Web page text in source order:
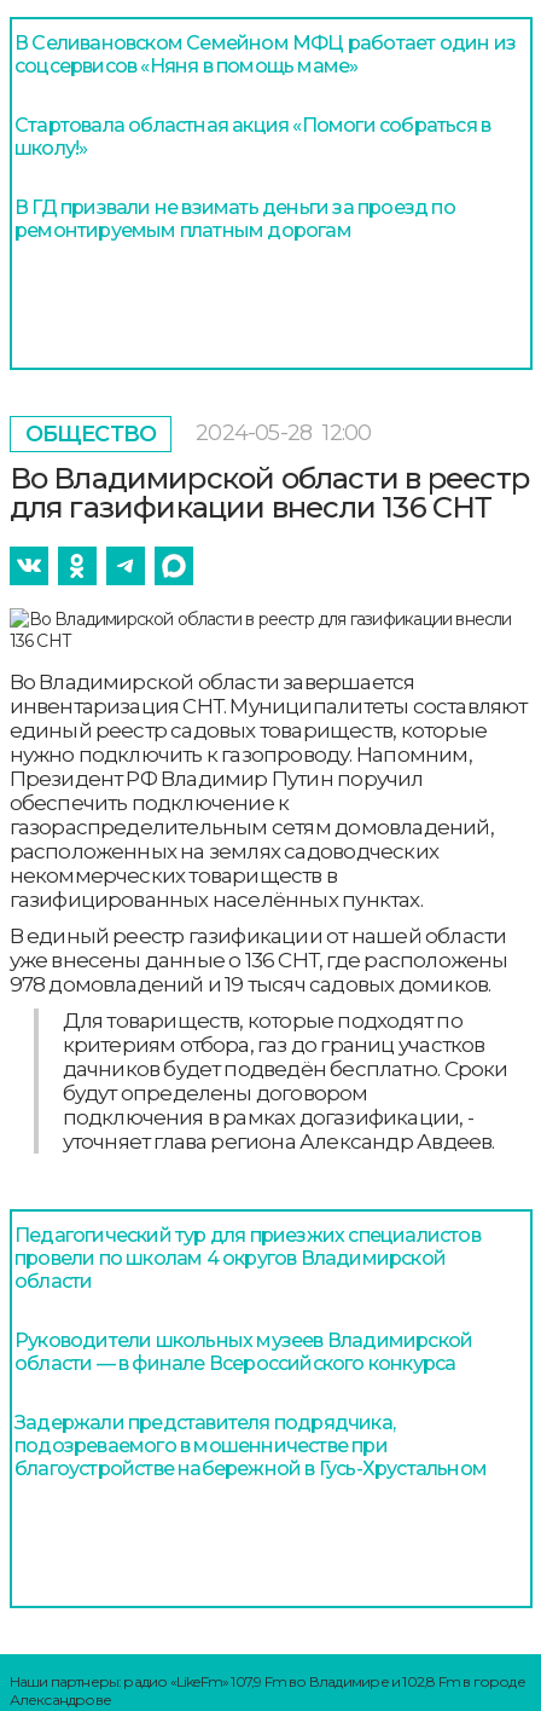
В Селивановском Семейном МФЦ работает один из
соцсервисов «Няня в помощь маме»
Стартовала областная акция «Помоги собраться в
школу!»
В ГД призвали не взимать деньги за проезд по
ремонтируемым платным дорогам
ОБЩЕСТВО 2024-05-28 12:00
Во Владимирской области в реестр
для газификации внесли 136 СНТ
Во Владимирской области завершается
инвентаризация СНТ. Муниципалитеты составляют
единый реестр садовых товариществ, которые
нужно подключить к газопроводу. Напомним,
Президент РФ Владимир Путин поручил
обеспечить подключение к
газораспределительным сетям домовладений,
расположенных на землях садоводческих
некоммерческих товариществ в
газифицированных населённых пунктах.
В единый реестр газификации от нашей области
уже внесены данные о 136 СНТ, где расположены
978 домовладений и 19 тысяч садовых домиков.
Для товариществ, которые подходят по
критериям отбора, газ до границ участков
дачников будет подведён бесплатно. Сроки
будут определены договором
подключения в рамках догазификации, -
уточняет глава региона Александр Авдеев.
Педагогический тур для приезжих специалистов
провели по школам 4 округов Владимирской
области
Руководители школьных музеев Владимирской
области — в финале Всероссийского конкурса
Задержали представителя подрядчика,
подозреваемого в мошенничестве при
благоустройстве набережной в Гусь-Хрустальном
Наши партнеры: радио «LikeFm» 107,9 Fm во Владимире и 102,8 Fm в городе
Александрове